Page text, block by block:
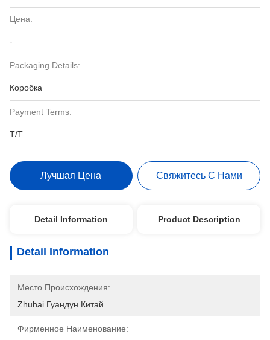
Цена:
-
Packaging Details:
Коробка
Payment Terms:
T/T
Лучшая Цена Свяжитесь С Нами
Detail Information Product Description
Detail Information
Место Происхождения:
Zhuhai Гуандун Китай
Фирменное Наименование: